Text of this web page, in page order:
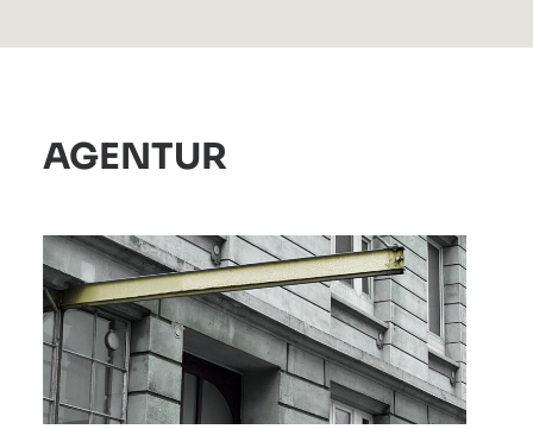
AGENTUR